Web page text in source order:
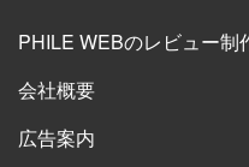
PHILE WEBのレビュー制
会社概要
広告案内